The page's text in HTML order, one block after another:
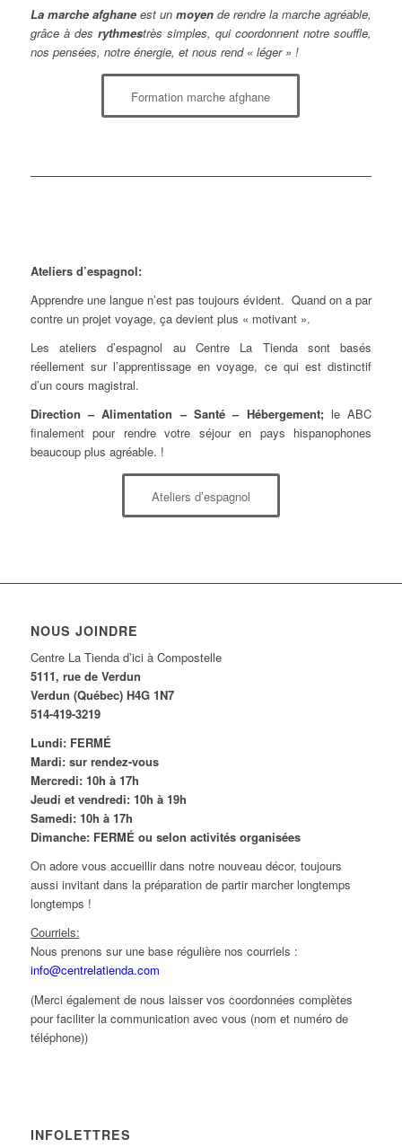
La marche afghane est unmoyen de rendre la marche agréable,
grâce à des rythmestrès simples, qui coordonnent notre souffle,
nos pensées, notre énergie, et nous rend « léger » !
Formation marche afghane
Ateliers d’espagnol:
Apprendre une langue n’est pas toujours évident. Quand on a par
contre un projet voyage, ça devient plus « motivant ».
Les ateliers d’espagnol au Centre La Tienda sont basés
réellement sur l’apprentissage en voyage, ce qui est distinctif
d’un cours magistral.
Direction – Alimentation – Santé – Hébergement;le ABC
finalement pour rendre votre séjour en pays hispanophones
beaucoup plus agréable. !
Ateliers d’espagnol
NOUS JOINDRE
Centre La Tienda d’ici à Compostelle
5111, rue de Verdun
Verdun (Québec) H4G 1N7
514-419-3219
Lundi: FERMÉ
Mardi: sur rendez-vous
Mercredi: 10h à 17h
Jeudi et vendredi: 10h à 19h
Samedi: 10h à 17h
Dimanche: FERMÉ ou selon activités organisées
On adore vous accueillir dans notre nouveau décor, toujours
aussi invitant dans la préparation de partir marcher longtemps
longtemps !
Courriels:
Nous prenons sur une base régulière nos courriels :
info@centrelatienda.com
(Merci également de nous laisser vos coordonnées complètes
pour faciliter la communication avec vous (nom et numéro de
téléphone))
INFOLETTRES